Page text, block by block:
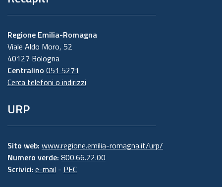
Regione Emilia-Romagna
Viale Aldo Moro, 52
40127 Bologna
Centralino 051 5271
Cerca telefoni o indirizzi
URP
Sito web: www.regione.emilia-romagna.it/urp/
Numero verde: 800.66.22.00
Scrivici: e-mail - PEC